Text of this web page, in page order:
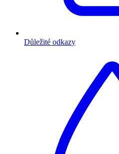
Důležité odkazy